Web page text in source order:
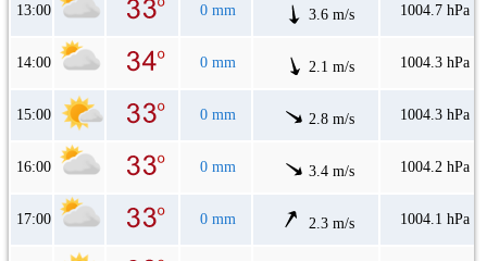
13:00 0 mm 3.6 m/s 1004.7 hPa
14:00 0 mm 2.1 m/s 1004.3 hPa
15:00 0 mm 2.8 m/s 1004.3 hPa
16:00 0 mm 3.4 m/s 1004.2 hPa
17:00 0 mm 2.3 m/s 1004.1 hPa